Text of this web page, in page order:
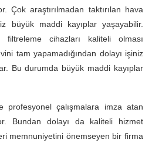
Çok araştırılmadan taktırılan hava
büyük maddi kayıplar yaşayabilir.
cihazları kaliteli olması
tam yapamadığından dolayı işiniz
Bu durumda büyük maddi kayıplar
profesyonel çalışmalara imza atan
Bundan dolayı da kaliteli hizmet
memnuniyetini önemseyen bir firma